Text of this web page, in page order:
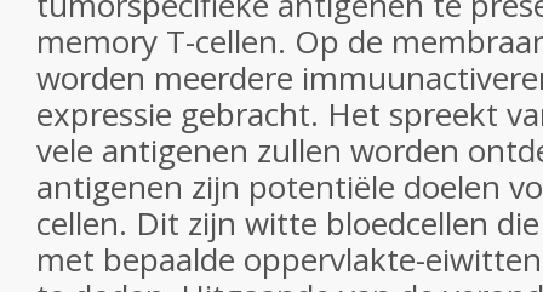
memory T-cellen. Op de
worden meerdere
expressie gebracht. Het spreekt
vele antigenen zullen worden
antigenen zijn potentiële doelen
cellen. Dit zijn witte bloedcellen
met bepaalde oppervlakte-